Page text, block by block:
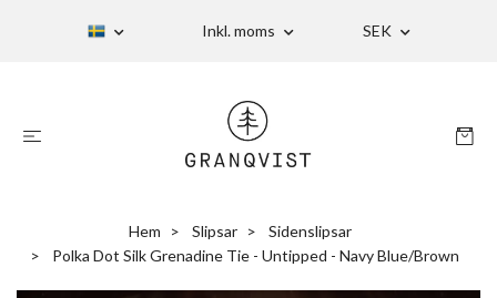
Inkl. moms SEK
Hem Slipsar
Sidenslipsar
Polka Dot Silk Grenadine Tie - Untipped - Navy Blue/Brown